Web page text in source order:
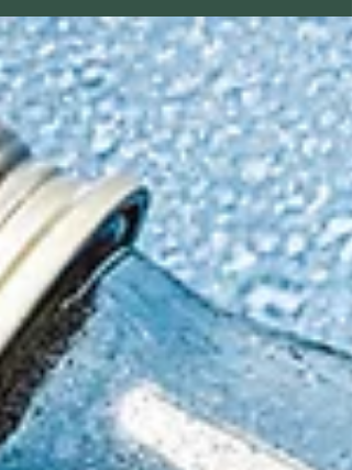
interne de votre corps, en particulier son impact
sur votre bien-être mental, un test privé des
organiques (OAT) peut s’avérer un outil très
précieux. Ce test fournit des informations
sur votre métabolisme, vos niveaux de nutriments
et d’éventuels déséquilibres qui pourraient
influencer votre humeur, votre énergie et v